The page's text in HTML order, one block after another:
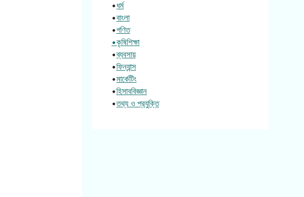
•ধর্ম
•বাংলা
•গণিত
•কৃষিশিক্ষা
•ব্যবসায়
•ফিন্যান্স
•মার্কেটিং
•হিসাববিজ্ঞান
•তথ্য ও প্রযুক্তি